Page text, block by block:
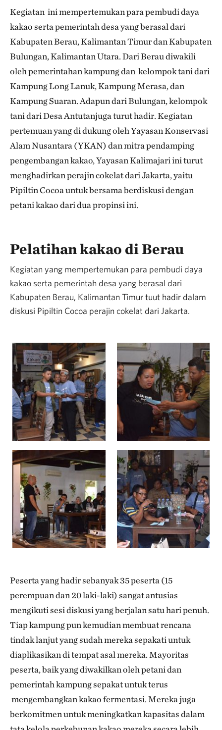
Kegiatan ini mempertemukan para pembudi daya
kakao serta pemerintah desa yang berasal dari
Kabupaten Berau, Kalimantan Timur dan Kabupaten
Bulungan, Kalimantan Utara. Dari Berau diwakili
oleh pemerintahan kampung dan kelompok tani dari
Kampung Long Lanuk, Kampung Merasa, dan
Kampung Suaran. Adapun dari Bulungan, kelompok
tani dari Desa Antutanjuga turut hadir. Kegiatan
pertemuan yang di dukung oleh Yayasan Konservasi
Alam Nusantara (YKAN) dan mitra pendamping
pengembangan kakao, Yayasan Kalimajari ini turut
menghadirkan perajin cokelat dari Jakarta, yaitu
Pipiltin Cocoa untuk bersama berdiskusi dengan
petani kakao dari dua propinsi ini.
Pelatihan kakao di Berau
Kegiatan yang mempertemukan para pembudi daya
kakao serta pemerintah desa yang berasal dari
Kabupaten Berau, Kalimantan Timur tuut hadir dalam
diskusi Pipiltin Cocoa perajin cokelat dari Jakarta.
Peserta yang hadir sebanyak 35 peserta (15
perempuan dan 20 laki-laki) sangat antusias
mengikuti sesi diskusi yang berjalan satu hari penuh.
Tiap kampung pun kemudian membuat rencana
tindak lanjut yang sudah mereka sepakati untuk
diaplikasikan di tempat asal mereka. Mayoritas
peserta, baik yang diwakilkan oleh petani dan
pemerintah kampung sepakat untuk terus
mengembangkan kakao fermentasi. Mereka juga
berkomitmen untuk meningkatkan kapasitas dalam